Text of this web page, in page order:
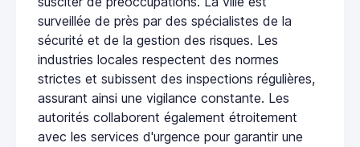
surveillée de près par des spécialistes de la
sécurité et de la gestion des risques. Les
industries locales respectent des normes
strictes et subissent des inspections régulières,
assurant ainsi une vigilance constante. Les
autorités collaborent également étroitement
avec les services d'urgence pour garantir une